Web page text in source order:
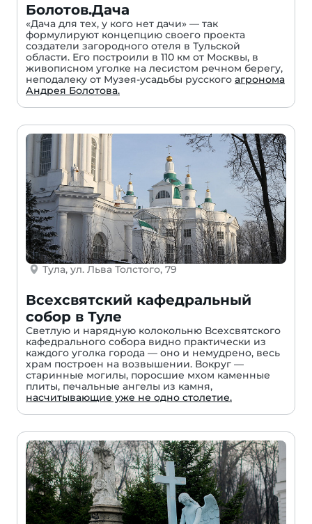
Болотов.Дача
«Дача для тех, у кого нет дачи» — так
формулируют концепцию своего проекта
создатели загородного отеля в Тульской
области. Его построили в 110 км от Москвы, в
живописном уголке на лесистом речном берегу,
неподалеку от Музея-усадьбы русского агронома
Андрея Болотова.
Тула, ул. Льва Толстого, 79
Всехсвятский кафедральный
собор в Туле
Светлую и нарядную колокольню Всехсвятского
кафедрального собора видно практически из
каждого уголка города — оно и немудрено, весь
храм построен на возвышении. Вокруг —
старинные могилы, поросшие мхом каменные
плиты, печальные ангелы из камня,
насчитывающие уже не одно столетие.